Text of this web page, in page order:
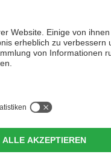
Christi, die
zieht sich der
aus der Kindheit
eine Verkündung
zu den
die hl.
die Apsis hin,
und Margareth